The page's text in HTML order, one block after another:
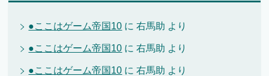
●ここはゲーム帝国10 に右馬助 より
●ここはゲーム帝国10 に右馬助 より
●ここはゲーム帝国10 に右馬助 より